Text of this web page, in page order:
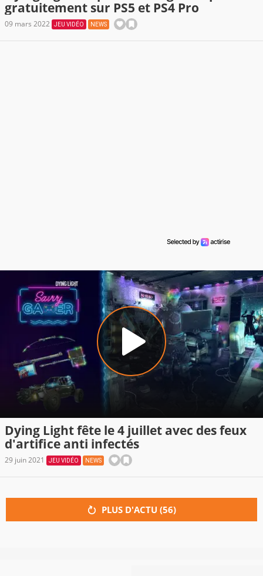
gratuitement sur PS5 et PS4 Pro
09 mars 2022 JEU VIDÉO NEWS
Dying Light fête le 4 juillet avec des feux
d'artifice anti infectés
29 juin 2021 JEU VIDÉO NEWS
PLUS D'ACTU (56)